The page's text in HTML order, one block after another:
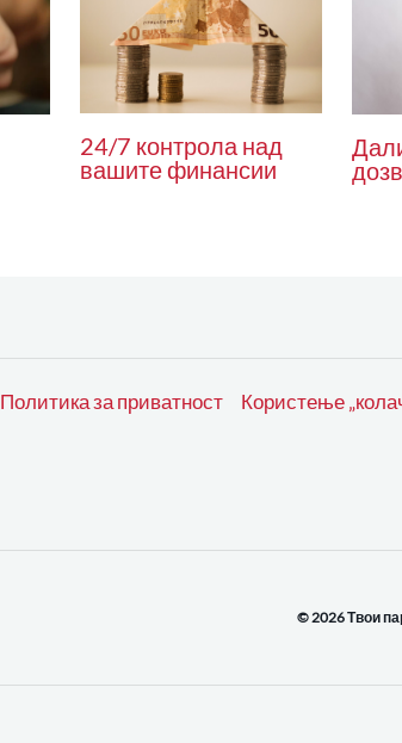
24/7 контрола над
вашите финансии
Политика за приватност Користење
© 2026 Твои